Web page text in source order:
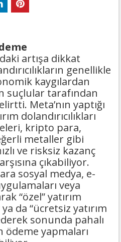
artışa dikkat
genellikle
kaygılardan
suçlular tarafından
Meta’nın yaptığı
dolandırıcılıkları
kripto para,
metaller gibi
ve risksiz kazanç
çıkabiliyor.
sosyal medya, e-
veya
“özel” yatırım
da “ücretsiz yatırım
sonunda pahalı
yapmaları